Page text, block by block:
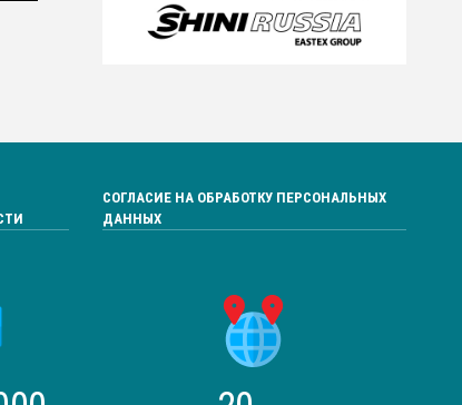
СОГЛАСИЕ НА ОБРАБОТКУ ПЕРСОНАЛЬНЫХ
ДАННЫХ